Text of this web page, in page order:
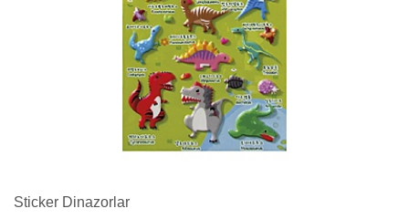
Sticker Dinazorlar